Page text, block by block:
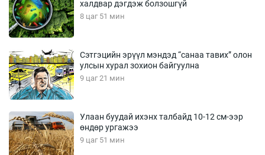
халдвар дэгдэж болзошгүй
8 цаг 51 мин
Сэтгэцийн эрүүл мэндэд “санаа тавих” олон
улсын хурал зохион байгуулна
9 цаг 21 мин
Улаан буудай ихэнх талбайд 10-12 см-ээр
өндөр ургажээ
9 цаг 51 мин